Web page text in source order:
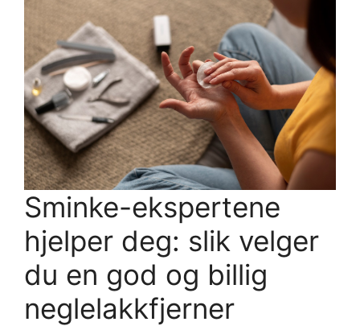
Sminke-ekspertene
hjelper deg: slik velger
du en god og billig
neglelakkfjerner